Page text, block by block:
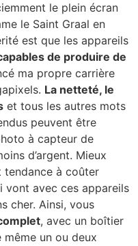
le plein écran
le Saint Graal en
est que les appareils
de produire de
ma propre carrière
La netteté, le
et tous les autres mots
peuvent être
à capteur de
d’argent. Mieux
tendance à coûter
vont avec ces appareils
cher. Ainsi, vous
, avec un boîtier
un ou deux